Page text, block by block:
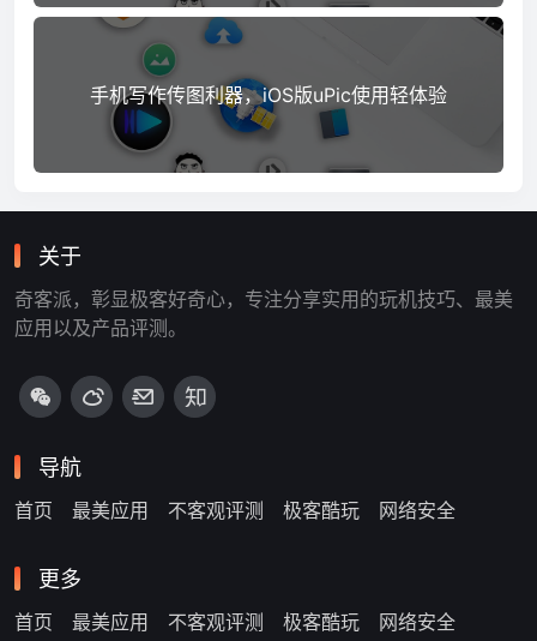
手机写作传图利器，iOS版uPic使用轻体验
关于
奇客派，彰显极客好奇心，专注分享实用的玩机技巧、最美
应用以及产品评测。
导航
首页 最美应用 不客观评测 极客酷玩 网络安全
更多
首页 最美应用 不客观评测 极客酷玩 网络安全